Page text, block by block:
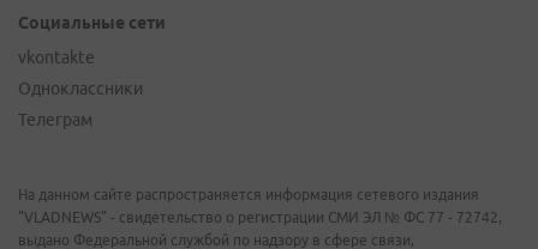
Социальные сети
vkontakte
Одноклассники
Телеграм
На данном сайте распространяется информация сетевого издания
"VLADNEWS" - свидетельство о регистрации СМИ ЭЛ № ФС 77 - 72742,
выдано Федеральной службой по надзору в сфере связи,